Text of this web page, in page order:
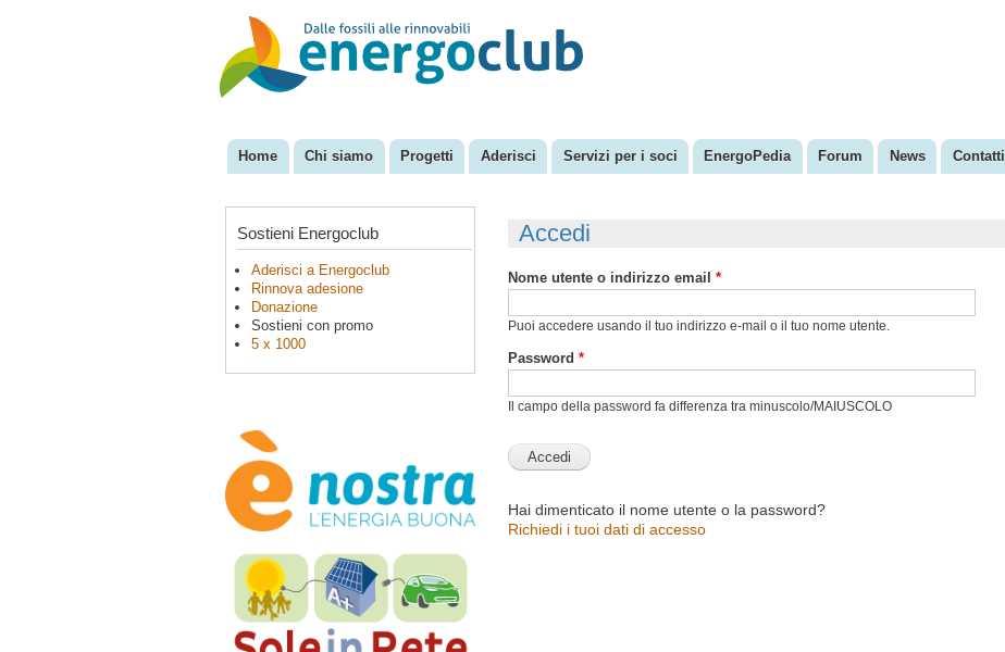
EnergoClub
per la
riconversione
del sistema
Menu principale
Home Chi siamo Progetti Aderisci Servizi per i soci EnergoPedia Forum News Contatti
Sostieni Energoclub
Aderisci a Energoclub
Rinnova adesione
Donazione
Sostieni con promo
5 x 1000
Accedi
Nome utente o indirizzo email *
Puoi accedere usando il tuo indirizzo e-mail o il tuo nome utente.
Password *
Il campo della password fa differenza tra minuscolo/MAIUSCOLO
Hai dimenticato il nome utente o la password?
Richiedi i tuoi dati di accesso